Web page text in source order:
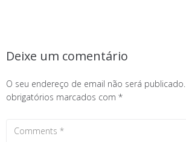
Deixe um comentário
O seu endereço de email não será publicado.
obrigatórios marcados com *